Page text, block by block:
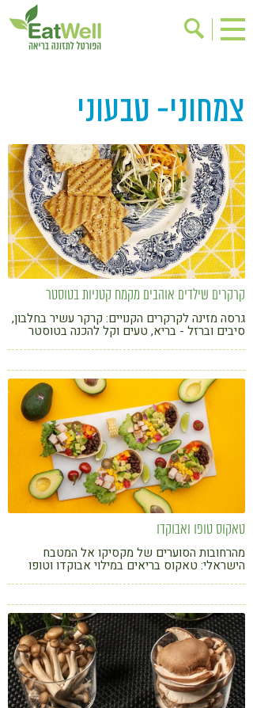
בישול בריא
אינדקס עסקים
ריפוי ומניעת מחלות
בריאות האישה
תוספי תזונה
מתכוני בריאות
אירועים
שינוי תזונתי
גישות בתזונה
דיאטה
ניקוי רעלים
מזונות על
הפרעות קשב & ריכוז
אכילה רגשית
טעים להכיר
קורונה
טבעונות
צמחוני- טבעוני
קרקרים שילדים אוהבים מקמח קטניות בטוסטר
גרסה מזינה לקרקרים הקנויים: קרקר עשיר בחלבון,
סיבים וברזל - בריא, טעים וקל להכנה בטוסטר
טאקוס טופו ואבוקדו
מהרחובות הסוערים של מקסיקו אל המטבח
הישראלי: טאקוס בריאים במילוי אבוקדו וטופו